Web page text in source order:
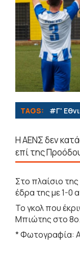
TAGS: #Γ'
Η ΑΕΝΣ δεν
επί της
Στο πλαίσιο
έδρα της με 1-0
Το γκολ που
Μπιώτης στο 8ο.
* Φωτογραφία: